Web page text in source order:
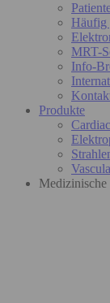
Häufig
MRT-
Info-
Produkte
Medizinische